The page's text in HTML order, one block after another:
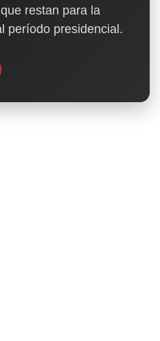
restan para la
período presidencial.